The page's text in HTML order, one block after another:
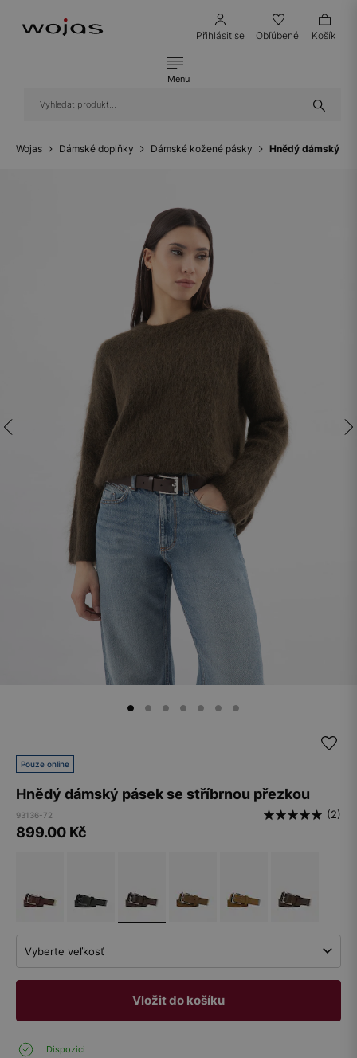
Přihlásit se Obľúbené Košík
Menu
Wojas Dámské doplňky Dámské kožené pásky Hnědý dámský
Pouze online
Hnědý dámský pásek se stříbrnou přezkou
93136-72 (2)
899.00 Kč
Vyberte veľkosť
Vložit do košíku
Dispozici